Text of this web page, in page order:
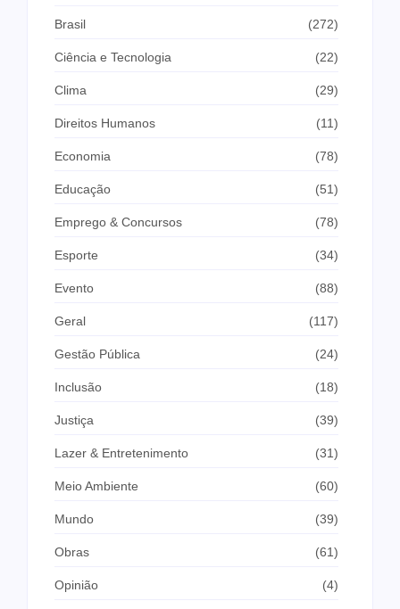
Brasil (272)
Ciência e Tecnologia (22)
Clima (29)
Direitos Humanos (11)
Economia (78)
Educação (51)
Emprego & Concursos (78)
Esporte (34)
Evento (88)
Geral (117)
Gestão Pública (24)
Inclusão (18)
Justiça (39)
Lazer & Entretenimento (31)
Meio Ambiente (60)
Mundo (39)
Obras (61)
Opinião (4)